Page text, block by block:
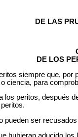
DE LAS
DE LOS
siempre que, por
ciencia, para
los peritos, después
pueden ser
hubieran aducido los